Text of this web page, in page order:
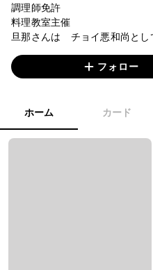
調理師免許
料理教室主催
旦那さんは　チョイ悪和尚と
フォロー
ホーム カード